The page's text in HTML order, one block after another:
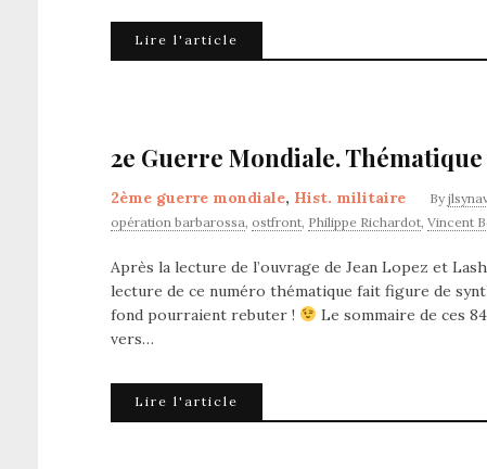
Lire l'article
2e Guerre Mondiale. Thématique
2ème guerre mondiale, Hist. militaire By
opération barbarossa, ostfront, Philippe Richardot, Vincent
Après la lecture de l’ouvrage de Jean Lopez et
lecture de ce numéro thématique fait figure de
fond pourraient rebuter !
Le sommaire de ces
vers…
Lire l'article